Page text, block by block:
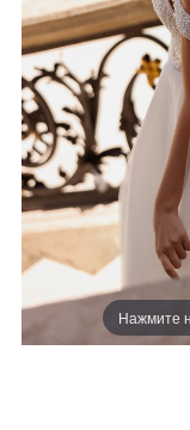
Нажмите